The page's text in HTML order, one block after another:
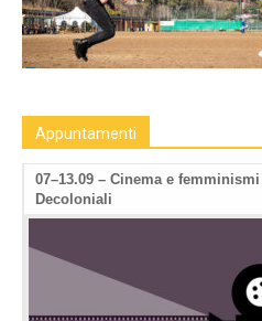
Appuntamenti
07–13.09 – Cinema e
Decoloniali